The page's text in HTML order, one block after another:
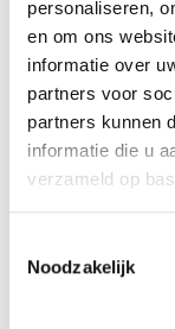
personaliseren,
en om ons
informatie over
partners voor
partners kunnen
informatie die u
verzameld op
Noodzakelijk
Communication